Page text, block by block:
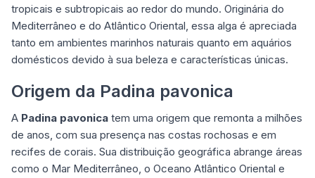
tropicais e subtropicais ao redor do mundo. Originária do
Mediterrâneo e do Atlântico Oriental, essa alga é apreciada
tanto em ambientes marinhos naturais quanto em aquários
domésticos devido à sua beleza e características únicas.
Origem da Padina pavonica
A Padina pavonica tem uma origem que remonta a milhões
de anos, com sua presença nas costas rochosas e em
recifes de corais. Sua distribuição geográfica abrange áreas
como o Mar Mediterrâneo, o Oceano Atlântico Oriental e